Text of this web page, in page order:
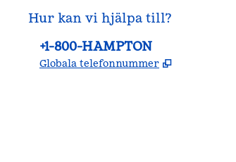
Hur kan vi hjälpa till?
Telefon:
+1-800-HAMPTON
Globala telefonnummer ,